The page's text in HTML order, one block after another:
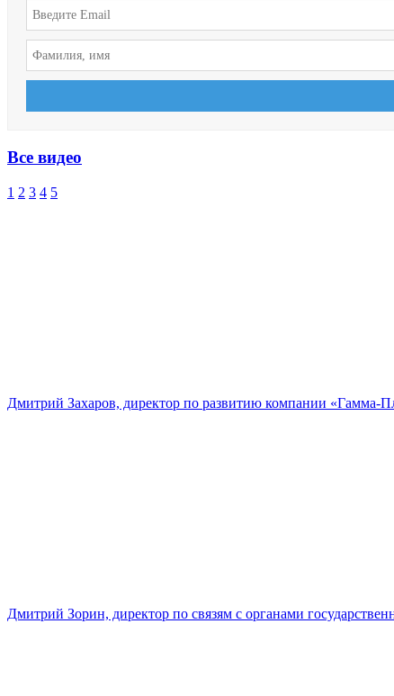
Все видео
1 2 3 4 5
Дмитрий Захаров, директор по развитию компании «Гамма-
Дмитрий Зорин, директор по связям с органами